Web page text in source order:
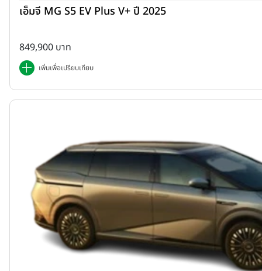
เอ็มจี MG S5 EV Plus V+ ปี 2025
849,900 บาท
เพิ่มเพื่อเปรียบเทียบ